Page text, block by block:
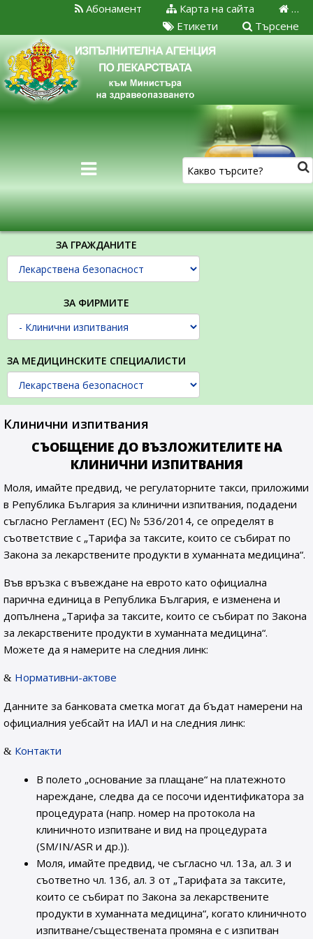
…
Карта на сайта
Абонамент
Търсене
Етикети
ЗА ГРАЖДАНИТЕ
ЗА ФИРМИТЕ
ЗА МЕДИЦИНСКИТЕ СПЕЦИАЛИСТИ
Клинични изпитвания
СЪОБЩЕНИЕ ДО ВЪЗЛОЖИТЕЛИТЕ НА
КЛИНИЧНИ ИЗПИТВАНИЯ
Моля, имайте предвид, че регулаторните такси, приложими
в Република България за клинични изпитвания, подадени
съгласно Регламент (ЕС) № 536/2014, се определят в
съответствие с „Тарифа за таксите, които се събират по
Закона за лекарствените продукти в хуманната медицина“.
Във връзка с въвеждане на еврото като официална
парична единица в Република България, е изменена и
допълнена „Тарифа за таксите, които се събират по Закона
за лекарствените продукти в хуманната медицина“.
Можете да я намерите на следния линк:
Нормативни-актове
Данните за банковата сметка могат да бъдат намерени на
официалния уебсайт на ИАЛ и на следния линк:
Контакти
В полето „основание за плащане“ на платежното
нареждане, следва да се посочи идентификатора за
процедурата (напр. номер на протокола на
клиничното изпитване и вид на процедурата
(SM/IN/ASR и др.)).
Моля, имайте предвид, че съгласно чл. 13а, ал. 3 и
съответно чл. 13б, ал. 3 от „Тарифата за таксите,
които се събират по Закона за лекарствените
продукти в хуманната медицина“, когато клиничното
изпитване/съществената промяна е с изпитван